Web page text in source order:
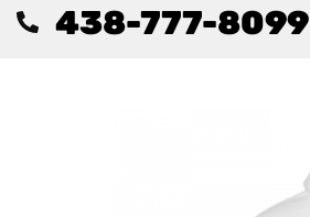
438-777-8099